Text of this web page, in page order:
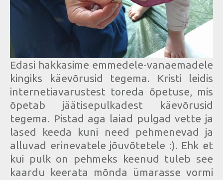
Edasi hakkasime emmedele-vanaemadele
kingiks käevõrusid tegema. Kristi leidis
internetiavarustest toreda õpetuse, mis
õpetab jäätisepulkadest käevõrusid
tegema. Pistad aga laiad pulgad vette ja
lased keeda kuni need pehmenevad ja
alluvad erinevatele jõuvõtetele :). Ehk et
kui pulk on pehmeks keenud tuleb see
kaardu keerata mõnda ümarasse vormi